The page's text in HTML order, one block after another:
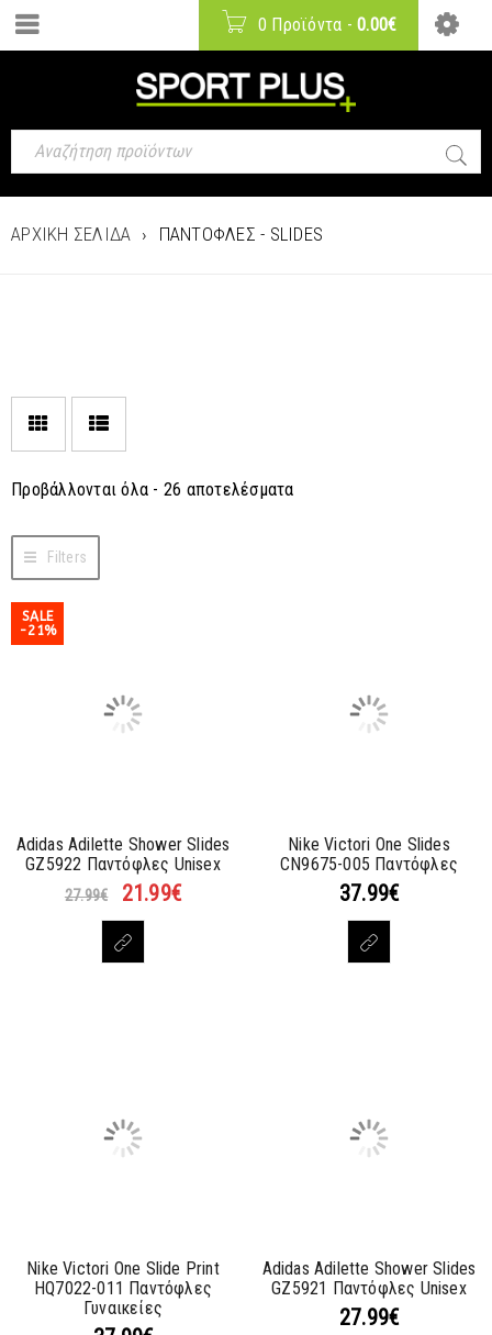
0 Προϊόντα - 0.00€
ΑΡΧΙΚΉ ΣΕΛΊΔΑ › ΠΑΝΤΌΦΛΕΣ - SLIDES
Προβάλλονται όλα - 26 αποτελέσματα
Filters
SALE
-21%
Adidas Adilette Shower Slides
GZ5922 Παντόφλες Unisex
27.99€ 21.99€
Nike Victori One Slides
CN9675-005 Παντόφλες
37.99€
Nike Victori One Slide Print
HQ7022-011 Παντόφλες
Γυναικείες
Adidas Adilette Shower Slides
GZ5921 Παντόφλες Unisex
27.99€